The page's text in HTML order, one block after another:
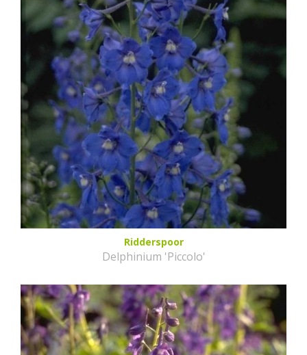
Ridderspoor
Delphinium 'Piccolo'